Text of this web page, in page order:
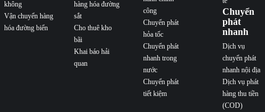
không
Vận chuyển hàng
hóa đường biển
hàng hóa đường
sắt
Cho thuê kho
bãi
Khai báo hải
quan
công
Chuyển phát
hỏa tốc
Chuyển phát
nhanh trong
nước
Chuyển phát
tiết kiệm
Chuyển
phát
nhanh
Dịch vụ
chuyển phát
nhanh nội địa
Dịch vụ phát
hàng thu tiền
(COD)